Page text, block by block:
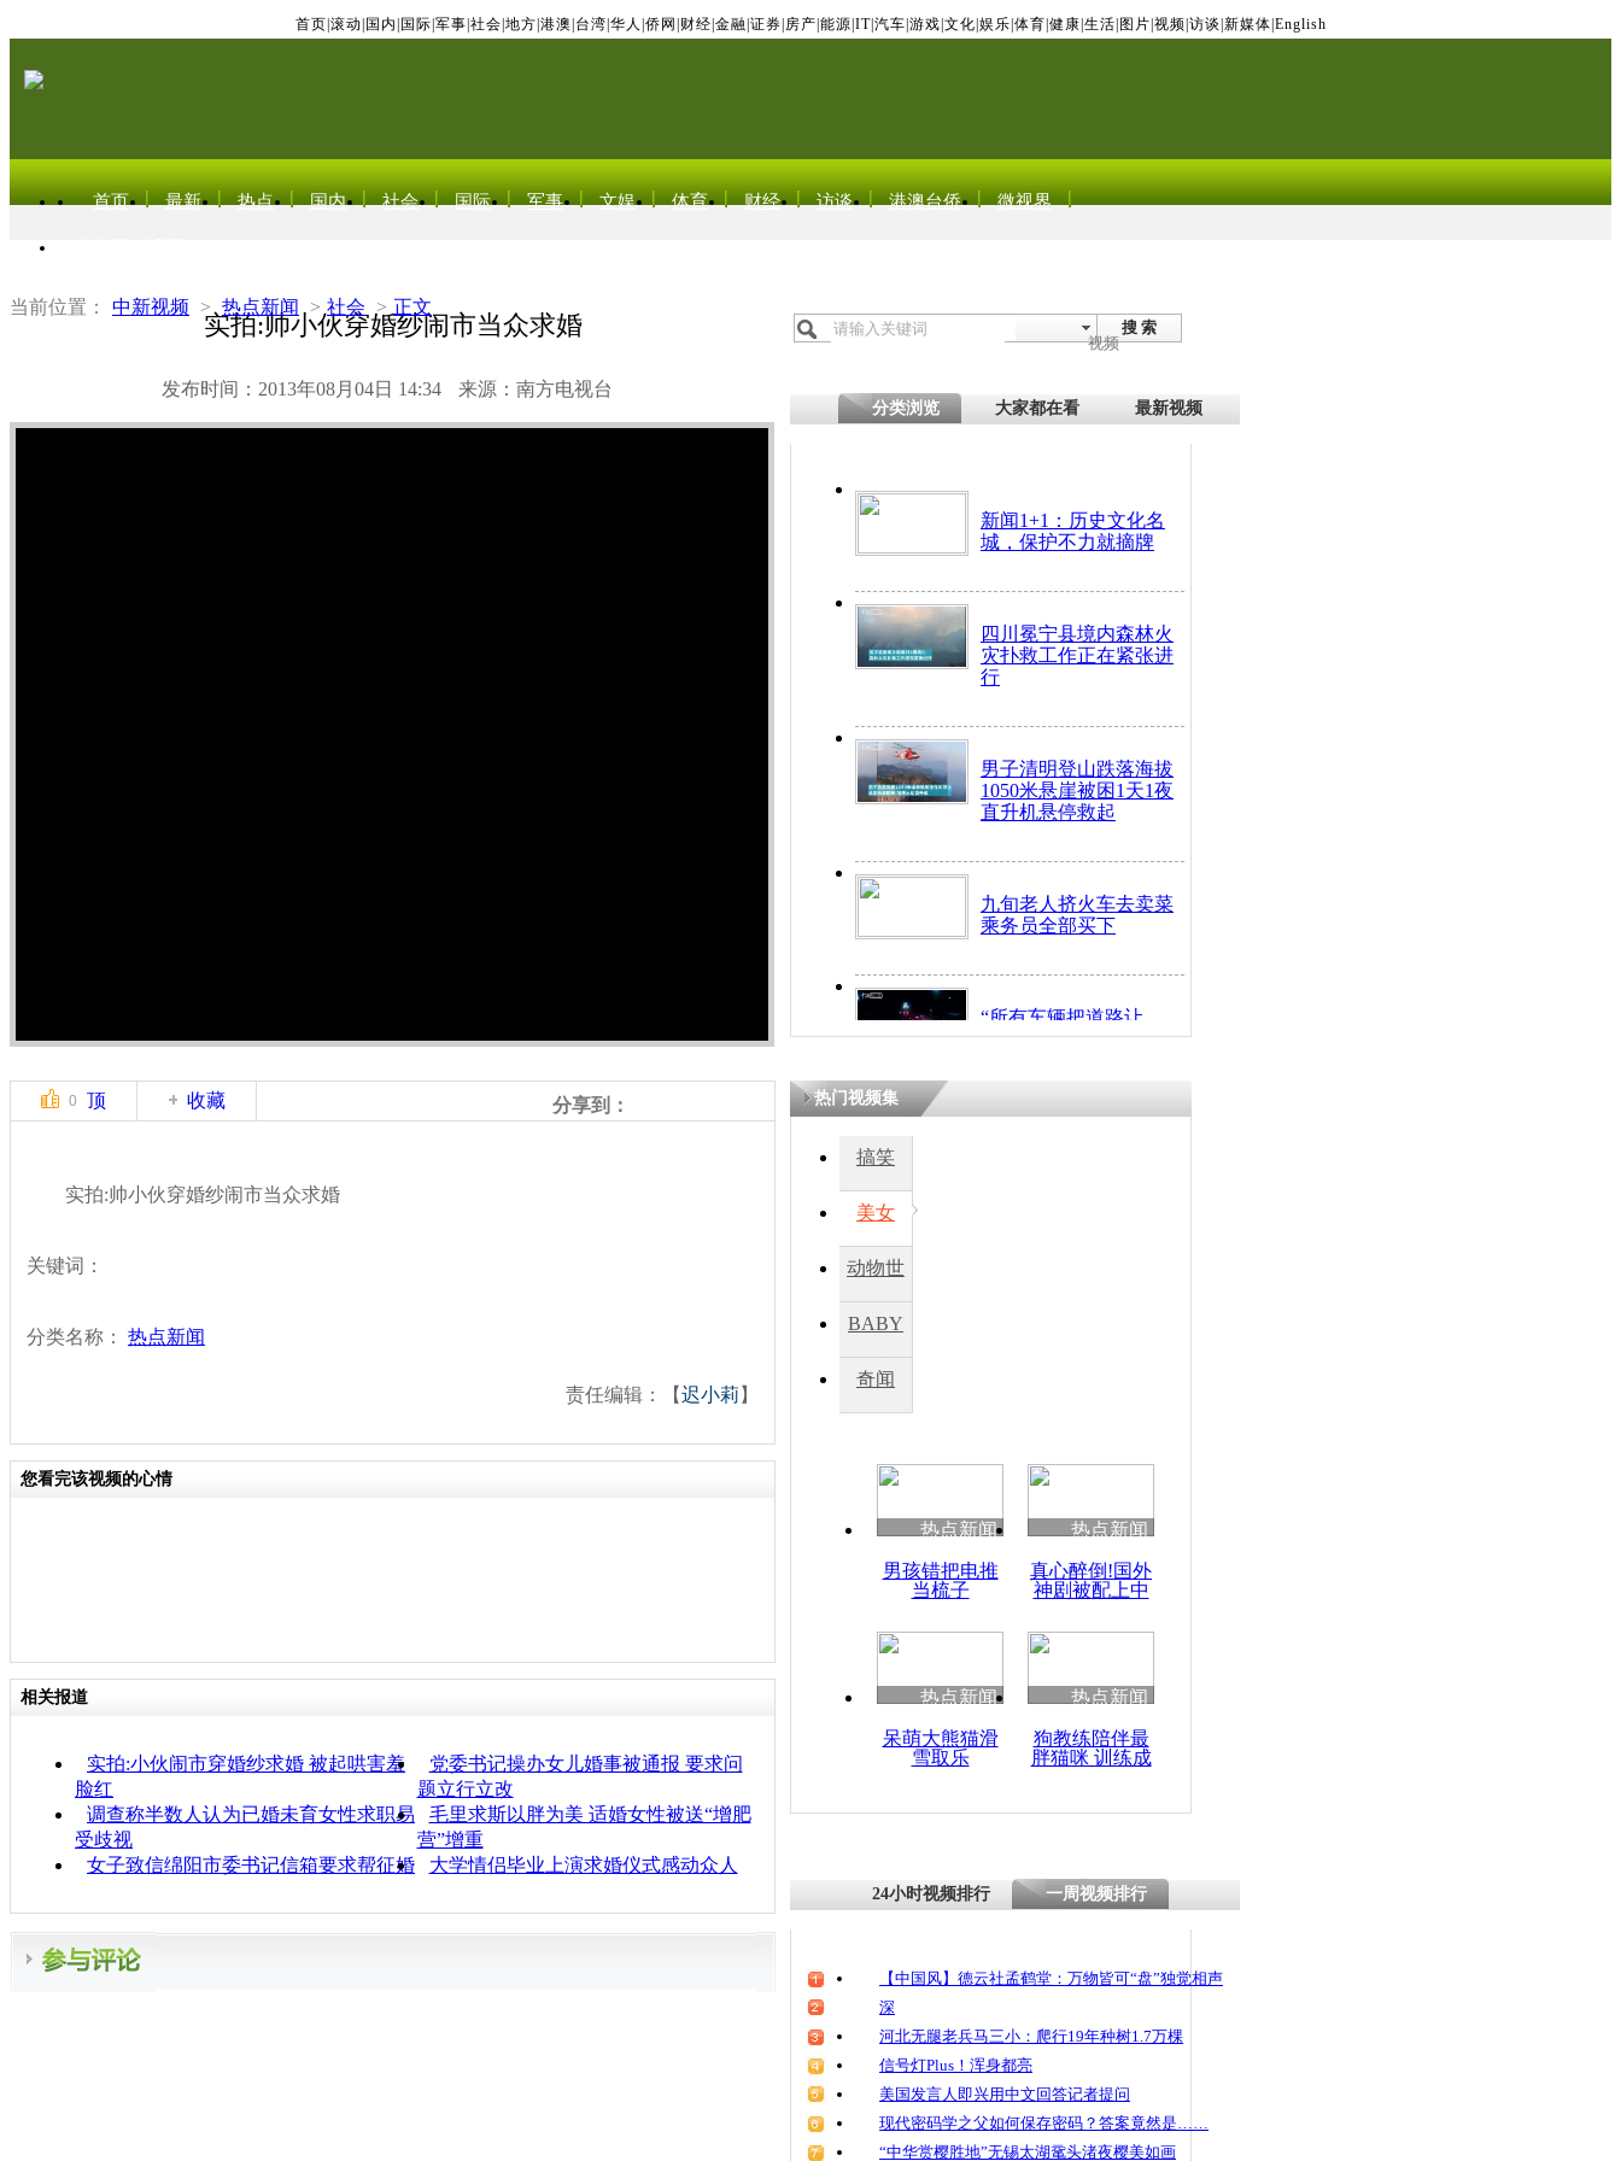
首页 滚动 国内 国际 军事 社会 地方 港澳 台湾 华人 侨网 财经 金融 证券 房产 能源 IT| 汽车 游戏 文化 娱乐 体育 健康 生活 图片 视频 访谈 新媒体 English
首页 最新 热点 国内 社会 国际 军事 文娱 体育 财经 访谈 港澳台侨 微视界
当前位置： 中新视频 > 热点新闻 > 社会 > 正文
实拍:帅小伙穿婚纱闹市当众求婚
发布时间：2013年08月04日 14:34 来源：南方电视台
搜 索
视频
分类浏览 大家都在看 最新视频
新闻1+1：历史文化名
城，保护不力就摘牌
四川冕宁县境内森林火
灾扑救工作正在紧张进
行
男子清明登山跌落海拔
1050米悬崖被困1天1夜
直升机悬停救起
九旬老人挤火车去卖菜
乘务员全部买下
“所有车辆把道路让
开！”儿童突发疾病交
四川兴文苗乡上万人欢
度苗族花山节
清明祭英烈 哀思悼忠
实拍:帅小伙穿婚纱闹
0 顶 收藏 分享到：
实拍:帅小伙穿婚纱闹市当众求婚
关键词：
分类名称： 热点新闻
责任编辑：【迟小莉 】
您看完该视频的心情
相关报道
实拍:小伙闹市穿婚纱求婚 被起哄害羞
脸红
党委书记操办女儿婚事被通报 要求问
题立行立改
调查称半数人认为已婚未育女性求职易
受歧视
毛里求斯以胖为美 适婚女性被送“增肥
营”增重
女子致信绵阳市委书记信箱要求帮征婚
大学情侣毕业上演求婚仪式感动众人
热门视频集
搞笑
美女
动物世
BABY
秀
奇闻
热点新闻
男孩错把电推
当梳子
热点新闻
真心醉倒!国外
神剧被配上中
热点新闻
呆萌大熊猫滑
雪取乐
热点新闻
狗教练陪伴最
胖猫咪 训练成
24小时视频排行 一周视频排行
【中国风】德云社孟鹤堂：万物皆可“盘”独觉相声
深
河北无腿老兵马三小：爬行19年种树1.7万棵
信号灯Plus！浑身都亮
美国发言人即兴用中文回答记者提问
现代密码学之父如何保存密码？答案竟然是……
“中华赏樱胜地”无锡太湖鼋头渚夜樱美如画